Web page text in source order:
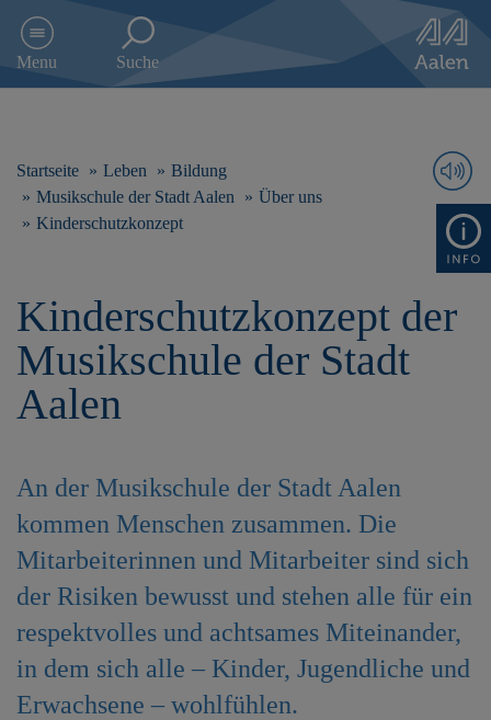
e
Menu Suche
Startseite Leben
Bildung
Musikschule der Stadt Aalen
Über uns
Kinderschutzkonzept
Kinderschutzkonzept der
Musikschule der Stadt
Aalen
An der Musikschule der Stadt Aalen
kommen Menschen zusammen. Die
Mitarbeiterinnen und Mitarbeiter sind sich
der Risiken bewusst und stehen alle für ein
respektvolles und achtsames Miteinander,
in dem sich alle – Kinder, Jugendliche und
Erwachsene – wohlfühlen.